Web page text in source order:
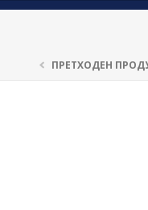
ПРЕТХОДЕН